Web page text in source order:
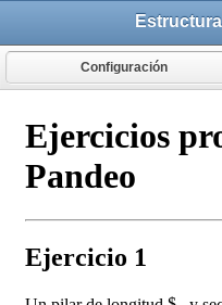
Configuración